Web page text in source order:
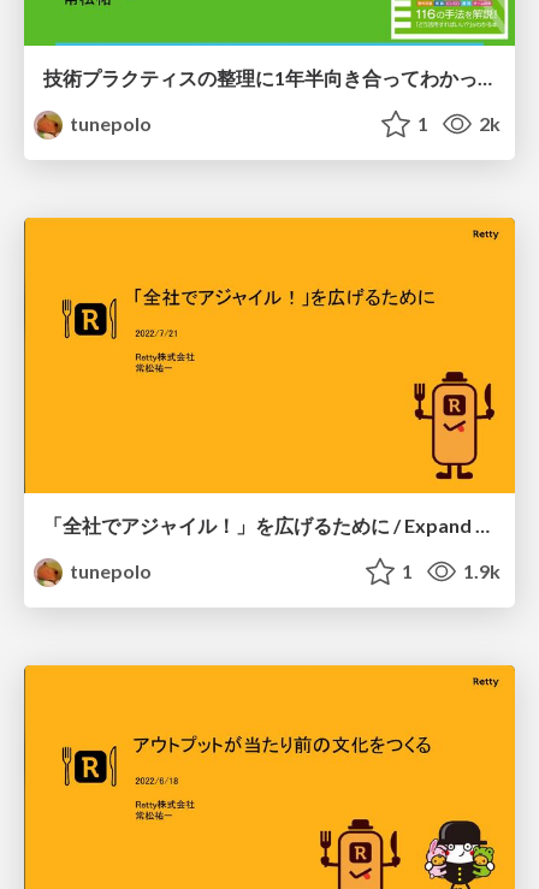
tunepolo
1 2k
「全社でアジャイル！」を広げるために / Expand Agile throughout the Company
tunepolo
1 1.9k